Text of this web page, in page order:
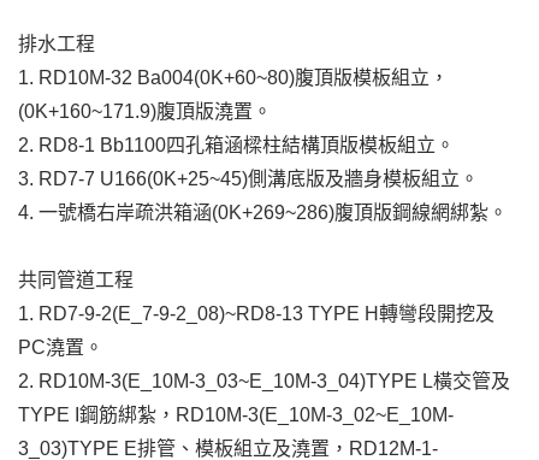
排水工程
1. RD10M-32 Ba004(0K+60~80)腹頂版模板組立，
(0K+160~171.9)腹頂版澆置。
2. RD8-1 Bb1100四孔箱涵樑柱結構頂版模板組立。
3. RD7-7 U166(0K+25~45)側溝底版及牆身模板組立。
4. 一號橋右岸疏洪箱涵(0K+269~286)腹頂版鋼線網綁紮。
共同管道工程
1. RD7-9-2(E_7-9-2_08)~RD8-13 TYPE H轉彎段開挖及
PC澆置。
2. RD10M-3(E_10M-3_03~E_10M-3_04)TYPE L橫交管及
TYPE I鋼筋綁紮，RD10M-3(E_10M-3_02~E_10M-
3_03)TYPE E排管、模板組立及澆置，RD12M-1-